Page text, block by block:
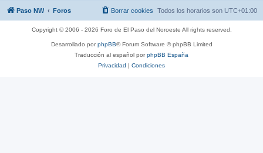
Paso NW Foros Todos los horarios son UTC+01:00
Borrar cookies
Copyright © 2006 - 2026 Foro de El Paso del Noroeste All rights reserved.
Desarrollado porphpBB® Forum Software © phpBB Limited
Traducción al español porphpBB España
Privacidad | Condiciones